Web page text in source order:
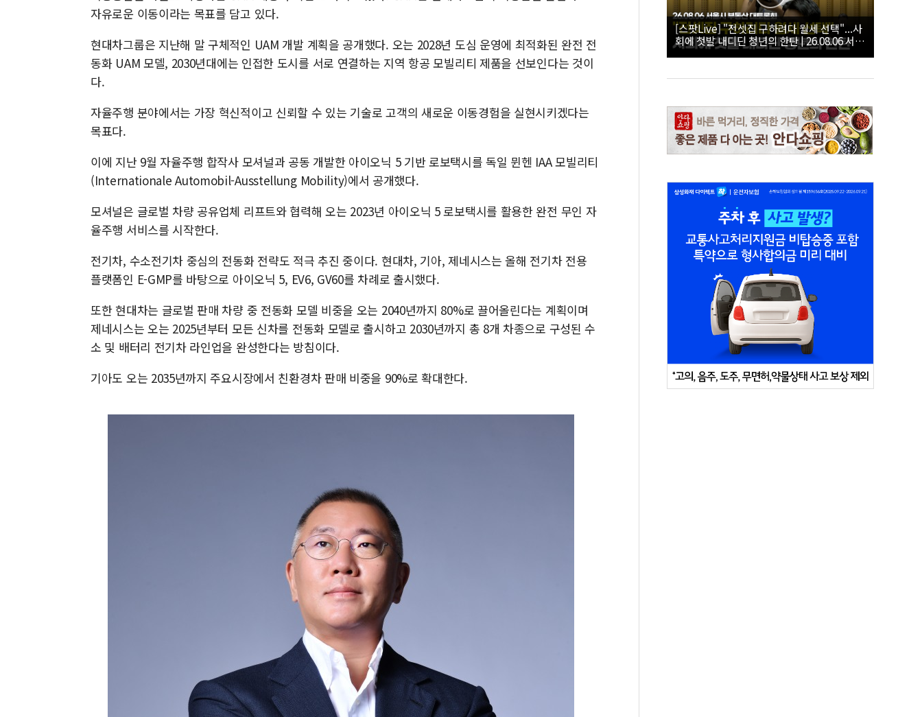
자유로운 이동이라는 목표를 담고 있다.
현대차그룹은 지난해 말 구체적인 UAM 개발 계획을 공개했다. 오는 2028년 도심 운영에 최적화된 완전 전
동화 UAM 모델, 2030년대에는 인접한 도시를 서로 연결하는 지역 항공 모빌리티 제품을 선보인다는 것이
다.
자율주행 분야에서는 가장 혁신적이고 신뢰할 수 있는 기술로 고객의 새로운 이동경험을 실현시키겠다는
목표다.
이에 지난 9월 자율주행 합작사 모셔널과 공동 개발한 아이오닉 5 기반 로보택시를 독일 뮌헨 IAA 모빌리티
(Internationale Automobil-Ausstellung Mobility)에서 공개했다.
모셔널은 글로벌 차량 공유업체 리프트와 협력해 오는 2023년 아이오닉 5 로보택시를 활용한 완전 무인 자
율주행 서비스를 시작한다.
전기차, 수소전기차 중심의 전동화 전략도 적극 추진 중이다. 현대차, 기아, 제네시스는 올해 전기차 전용
플랫폼인 E-GMP를 바탕으로 아이오닉 5, EV6, GV60를 차례로 출시했다.
또한 현대차는 글로벌 판매 차량 중 전동화 모델 비중을 오는 2040년까지 80%로 끌어올린다는 계획이며
제네시스는 오는 2025년부터 모든 신차를 전동화 모델로 출시하고 2030년까지 총 8개 차종으로 구성된 수
소 및 배터리 전기차 라인업을 완성한다는 방침이다.
기아도 오는 2035년까지 주요시장에서 친환경차 판매 비중을 90%로 확대한다.
[스팟Live] "전셋집 구하려다 월세 선택"...사
회에 첫발 내디딘 청년의 한탄 | 26.08.06 서울
시 부동산 대토론회